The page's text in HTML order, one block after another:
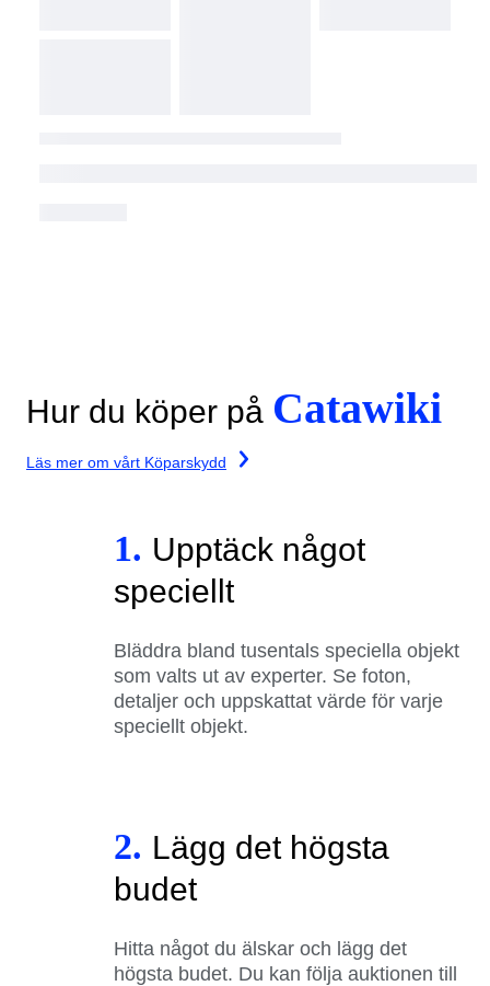
Hur du köper på Catawiki
Läs mer om vårt Köparskydd
1. Upptäck något
speciellt
Bläddra bland tusentals speciella objekt
som valts ut av experter. Se foton,
detaljer och uppskattat värde för varje
speciellt objekt.
2. Lägg det högsta
budet
Hitta något du älskar och lägg det
högsta budet. Du kan följa auktionen till